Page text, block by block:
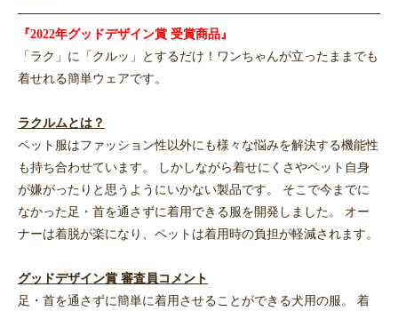
『2022年グッドデザイン賞 受賞商品』
「ラク」に「クルッ」とするだけ！ワンちゃんが立ったままでも
着せれる簡単ウェアです。
ラクルムとは？
ペット服はファッション性以外にも様々な悩みを解決する機能性
も持ち合わせています。 しかしながら着せにくさやペット自身
が嫌がったりと思うようにいかない製品です。 そこで今までに
なかった足・首を通さずに着用できる服を開発しました。 オー
ナーは着脱が楽になり、ペットは着用時の負担が軽減されます。
グッドデザイン賞 審査員コメント
足・首を通さずに簡単に着用させることができる犬用の服。 着